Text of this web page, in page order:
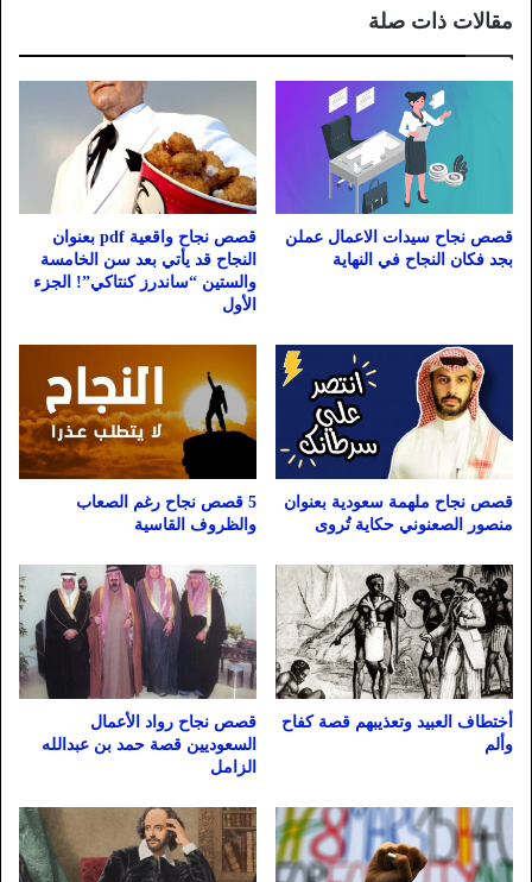
مقالات ذات صلة
قصص نجاح سيدات الاعمال عملن
بجد فكان النجاح في النهاية
قصص نجاح واقعية pdf بعنوان
النجاح قد يأتي بعد سن الخامسة
والستين “ساندرز كنتاكي”! الجزء
الأول
قصص نجاح ملهمة سعودية بعنوان
منصور الصعنوني حكاية تُروى
5 قصص نجاح رغم الصعاب
والظروف القاسية
أختطاف العبيد وتعذيبهم قصة كفاح
وألم
قصص نجاح رواد الأعمال
السعوديين قصة حمد بن عبدالله
الزامل